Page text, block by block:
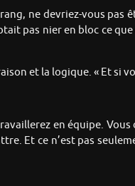
ne devriez-vous
pas nier en bloc ce
et la logique. « Et si
en équipe.
Et ce n’est pas